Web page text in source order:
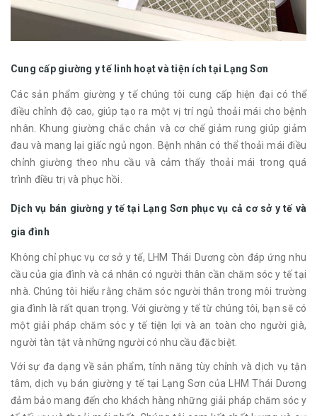
Cung cấp giường y tế linh hoạt và tiện ích tại Lạng Sơn
Các sản phẩm giường y tế chúng tôi cung cấp hiện đại có thể
điều chỉnh độ cao, giúp tạo ra một vị trí ngủ thoải mái cho bệnh
nhân. Khung giường chắc chắn và cơ chế giảm rung giúp giảm
đau và mang lại giấc ngủ ngon. Bệnh nhân có thể thoải mái điều
chỉnh giường theo nhu cầu và cảm thấy thoải mái trong quá
trình điều trị và phục hồi.
Dịch vụ bán giường y tế tại Lạng Sơn phục vụ cả cơ sở y tế và
gia đình
Không chỉ phục vụ cơ sở y tế, LHM Thái Dương còn đáp ứng nhu
cầu của gia đình và cá nhân có người thân cần chăm sóc y tế tại
nhà. Chúng tôi hiểu rằng chăm sóc người thân trong môi trường
gia đình là rất quan trọng. Với giường y tế từ chúng tôi, bạn sẽ có
một giải pháp chăm sóc y tế tiện lợi và an toàn cho người già,
người tàn tật và những người có nhu cầu đặc biệt.
Với sự đa dạng về sản phẩm, tính năng tùy chỉnh và dịch vụ tận
tâm, dịch vụ bán giường y tế tại Lạng Sơn của LHM Thái Dương
đảm bảo mang đến cho khách hàng những giải pháp chăm sóc y